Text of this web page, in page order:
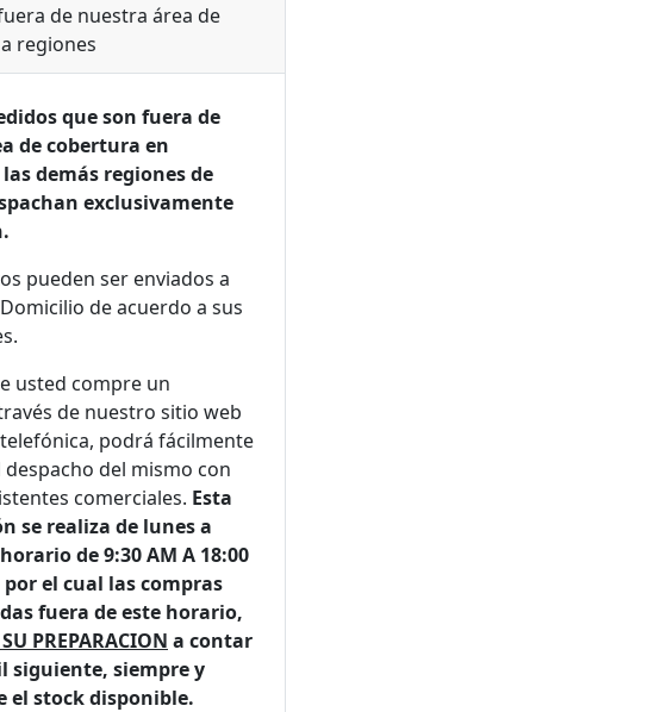
de nuestra área de
regiones
que son fuera de
de cobertura en
demás regiones de
exclusivamente
pueden ser enviados a
de acuerdo a sus
usted compre un
de nuestro sitio web
podrá fácilmente
del mismo con
comerciales. Esta
se realiza de lunes a
de 9:30 AM A 18:00
el cual las compras
fuera de este horario,
PREPARACION a contar
siguiente, siempre y
el stock disponible.